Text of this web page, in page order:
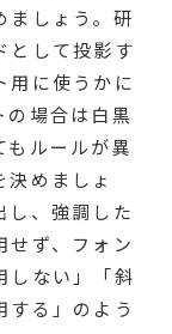
ましょう。研
として投影す
用に使うかに
の場合は白黒
もルールが異
めましょ
し、強調した
せず、フォン
しない」「斜
る」のよう